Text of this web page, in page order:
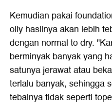
Kemudian pakai
oily hasilnya akan lebih
dengan normal to dry.
berminyak banyak yang
satunya jerawat atau
terlalu banyak, sehingga
tebalnya tidak seperti